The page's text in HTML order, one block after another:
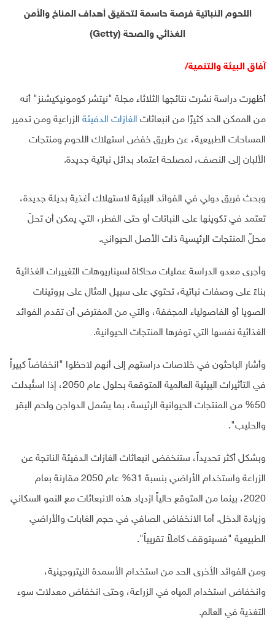
اللحوم النباتية فرصة حاسمة لتحقيق أهداف المناخ والأمن
الغذائي والصحة (Getty)
آفاق البيئة والتنمية/
أظهرت دراسة نشرت نتائجها الثلاثاء مجلة "نيتشر كومونيكيشنز" أنه
من الممكن الحد كثيرًا من انبعاثات الغازات الدفيئة الزراعية ومن تدمير
المساحات الطبيعية، عن طريق خفض استهلاك اللحوم ومنتجات
الألبان إلى النصف، لمصلحة اعتماد بدائل نباتية جديدة.
وبحث فريق دولي في الفوائد البيئية لاستهلاك أغذية بديلة جديدة،
تعتمد في تكوينها على النباتات أو حتى الفطر، التي يمكن أن تحلّ
محلّ المنتجات الرئيسية ذات الأصل الحيواني.
وأجرى معدو الدراسة عمليات محاكاة لسيناريوهات التغييرات الغذائية
بناءً على وصفات نباتية، تحتوي على سبيل المثال على بروتينات
الصويا أو الفاصولياء المجففة، والتي من المفترض أن تقدم الفوائد
الغذائية نفسها التي توفرها المنتجات الحيوانية.
وأشار الباحثون في خلاصات دراستهم إلى أنهم لاحظوا "انخفاضاً كبيراً
في التأثيرات البيئية العالمية المتوقعة بحلول عام 2050، إذا استُبدلت
50% من المنتجات الحيوانية الرئيسة، بما يشمل الدواجن ولحم البقر
والحليب".
وبشكل أكثر تحديداً، ستنخفض انبعاثات الغازات الدفيئة الناتجة عن
الزراعة واستخدام الأراضي بنسبة 31% عام 2050 مقارنة بعام
2020، بينما من المتوقع حالياً ازدياد هذه الانبعاثات مع النمو السكاني
وزيادة الدخل. أما الانخفاض الصافي في حجم الغابات والأراضي
الطبيعية "فسيتوقف كاملاً تقريباً".
ومن الفوائد الأخرى الحد من استخدام الأسمدة النيتروجينية،
وانخفاض استخدام المياه في الزراعة، وحتى انخفاض معدلات سوء
التغذية في العالم.